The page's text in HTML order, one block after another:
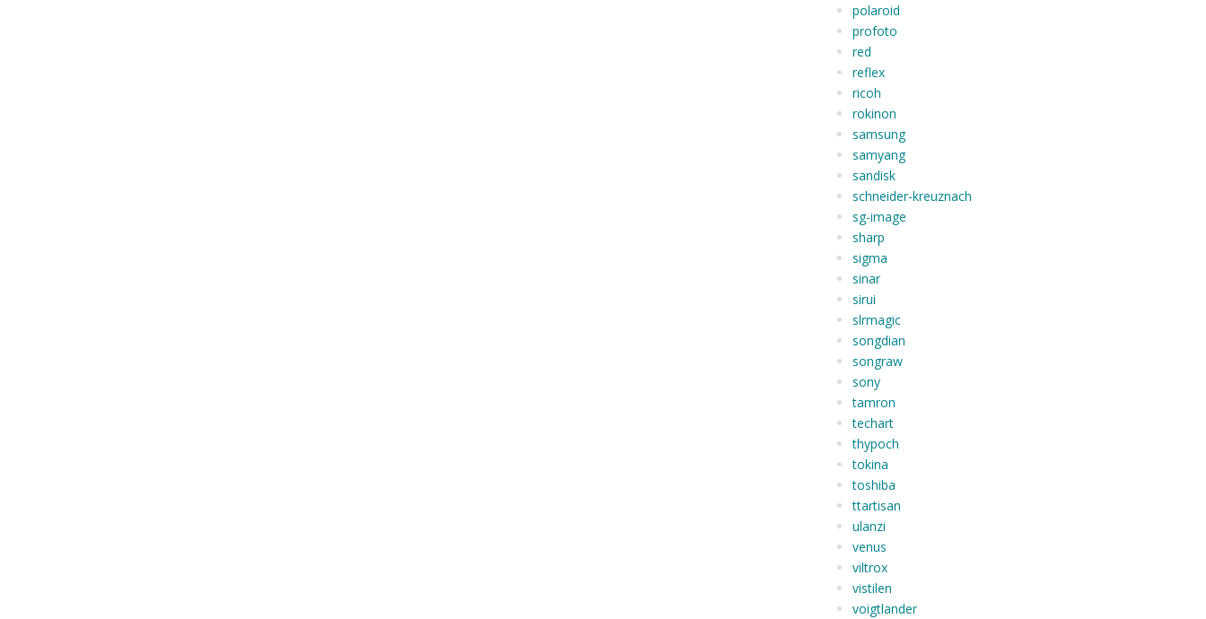
polaroid
profoto
red
reflex
ricoh
rokinon
samsung
samyang
sandisk
schneider-kreuznach
sg-image
sharp
sigma
sinar
sirui
slrmagic
songdian
songraw
sony
tamron
techart
thypoch
tokina
toshiba
ttartisan
ulanzi
venus
viltrox
vistilen
voigtlander